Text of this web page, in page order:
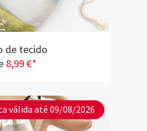
de tecido
8,99 €*
válida até 09/08/2026